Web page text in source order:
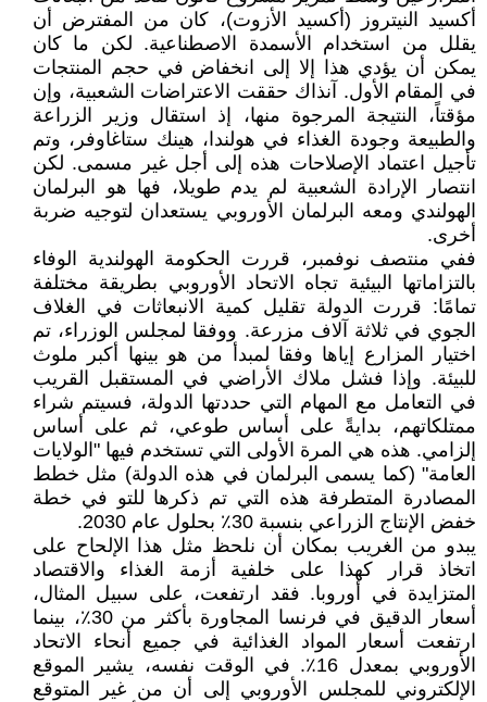
أكسيد النيتروز (أكسيد الأزوت)، كان من المفترض أن
يقلل من استخدام الأسمدة الاصطناعية. لكن ما كان
يمكن أن يؤدي هذا إلا إلى انخفاض في حجم المنتجات
في المقام الأول. آنذاك حققت الاعتراضات الشعبية، وإن
مؤقتاً، النتيجة المرجوة منها، إذ استقال وزير الزراعة
والطبيعة وجودة الغذاء في هولندا، هينك ستاغاوفر، وتم
تأجيل اعتماد الإصلاحات هذه إلى أجل غير مسمى. لكن
انتصار الإرادة الشعبية لم يدم طويلا، فها هو البرلمان
الهولندي ومعه البرلمان الأوروبي يستعدان لتوجيه ضربة
أخرى.
ففي منتصف نوفمبر، قررت الحكومة الهولندية الوفاء
بالتزاماتها البيئية تجاه الاتحاد الأوروبي بطريقة مختلفة
تمامًا: قررت الدولة تقليل كمية الانبعاثات في الغلاف
الجوي في ثلاثة آلاف مزرعة. ووفقا لمجلس الوزراء، تم
اختيار المزارع إياها وفقا لمبدأ من هو بينها أكبر ملوث
للبيئة. وإذا فشل ملاك الأراضي في المستقبل القريب
في التعامل مع المهام التي حددتها الدولة، فسيتم شراء
ممتلكاتهم، بدايةً على أساس طوعي، ثم على أساس
إلزامي. هذه هي المرة الأولى التي تستخدم فيها "الولايات
العامة" (كما يسمى البرلمان في هذه الدولة) مثل خطط
المصادرة المتطرفة هذه التي تم ذكرها للتو في خطة
خفض الإنتاج الزراعي بنسبة 30٪ بحلول عام 2030.
يبدو من الغريب بمكان أن نلحظ مثل هذا الإلحاح على
اتخاذ قرار كهذا على خلفية أزمة الغذاء والاقتصاد
المتزايدة في أوروبا. فقد ارتفعت، على سبيل المثال،
أسعار الدقيق في فرنسا المجاورة بأكثر من 30٪، بينما
ارتفعت أسعار المواد الغذائية في جميع أنحاء الاتحاد
الأوروبي بمعدل 16٪. في الوقت نفسه، يشير الموقع
الإلكتروني للمجلس الأوروبي إلى أن من غير المتوقع